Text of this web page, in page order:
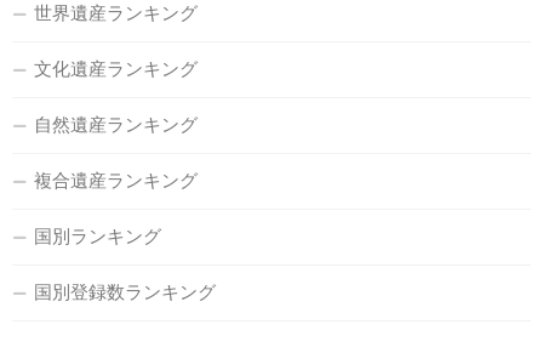
世界遺産ランキング
文化遺産ランキング
自然遺産ランキング
複合遺産ランキング
国別ランキング
国別登録数ランキング